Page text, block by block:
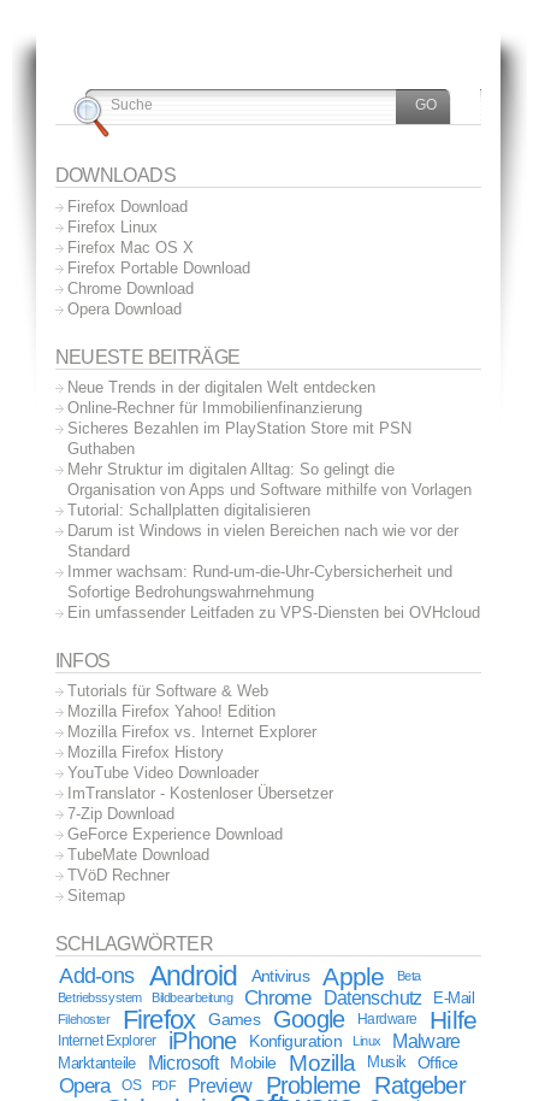
DOWNLOADS
Firefox Download
Firefox Linux
Firefox Mac OS X
Firefox Portable Download
Chrome Download
Opera Download
NEUESTE BEITRÄGE
Neue Trends in der digitalen Welt entdecken
Online-Rechner für Immobilienfinanzierung
Sicheres Bezahlen im PlayStation Store mit PSN
Guthaben
Mehr Struktur im digitalen Alltag: So gelingt die
Organisation von Apps und Software mithilfe von Vorlagen
Tutorial: Schallplatten digitalisieren
Darum ist Windows in vielen Bereichen nach wie vor der
Standard
Immer wachsam: Rund-um-die-Uhr-Cybersicherheit und
Sofortige Bedrohungswahrnehmung
Ein umfassender Leitfaden zu VPS-Diensten bei OVHcloud
INFOS
Tutorials für Software & Web
Mozilla Firefox Yahoo! Edition
Mozilla Firefox vs. Internet Explorer
Mozilla Firefox History
YouTube Video Downloader
ImTranslator - Kostenloser Übersetzer
7-Zip Download
GeForce Experience Download
TubeMate Download
TVöD Rechner
Sitemap
SCHLAGWÖRTER
Add-ons Android Antivirus Apple
Beta
Betriebssystem
Bildbearbeitung Chrome Datenschutz E-Mail
Filehoster Firefox Games Google Hardware Hilfe
Internet Explorer iPhone Konfiguration Linux Malware
Marktanteile Microsoft Mobile Mozilla Musik Office
Opera OS PDF Preview Probleme Ratgeber